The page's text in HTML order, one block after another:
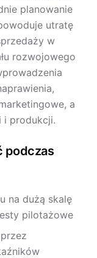
planowanie
utratę
w
rozwojowego
a
i produkcji.
podczas
na dużą skalę
pilotażowe